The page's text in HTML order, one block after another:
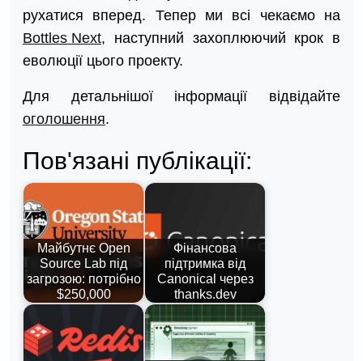
рухатися вперед. Тепер ми всі чекаємо на
Bottles Next, наступний захоплюючий крок в
еволюції цього проекту.
Для детальнішої інформації відвідайте
оголошення.
Пов'язані публікації:
Майбутнє Open
Source Lab під
загрозою: потрібно
$250,000
Фінансова
підтримка від
Canonical через
thanks.dev